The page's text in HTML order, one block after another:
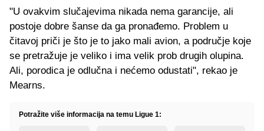
"U ovakvim slučajevima nikada nema garancije, ali
postoje dobre šanse da ga pronađemo. Problem u
čitavoj priči je što je to jako mali avion, a područje koje
se pretražuje je veliko i ima velik prob drugih olupina.
Ali, porodica je odlučna i nećemo odustati", rekao je
Mearns.
Potražite više informacija na temu Ligue 1: